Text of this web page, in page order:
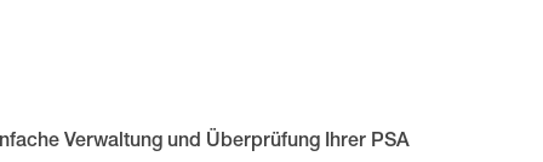
Verwaltung und Überprüfung Ihrer PSA